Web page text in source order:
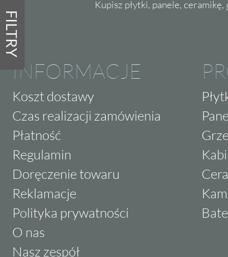
FILTRY
Kupisz płytki, panele,
INFORMACJE
Koszt dostawy
Czas realizacji zamówienia
Płatność
Regulamin
Doręczenie towaru
Reklamacje
Polityka prywatności
O nas
Nasz zespół